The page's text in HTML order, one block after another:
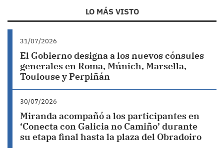
LO MÁS VISTO
31/07/2026
El Gobierno designa a los nuevos cónsules
generales en Roma, Múnich, Marsella,
Toulouse y Perpiñán
30/07/2026
Miranda acompañó a los participantes en
‘Conecta con Galicia no Camiño’ durante
su etapa final hasta la plaza del Obradoiro